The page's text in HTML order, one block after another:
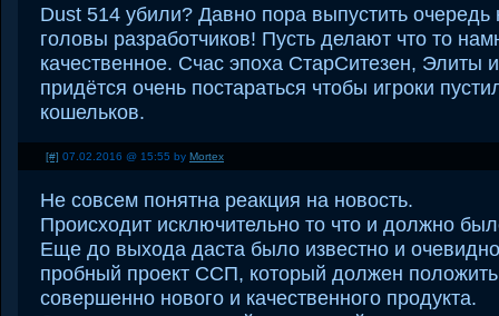
Dust 514 убили? Давно пора выпустить очередь
головы разработчиков! Пусть делают что то
качественное. Счас эпоха СтарСитезен, Элиты
придётся очень постараться чтобы игроки
кошельков.
[#] 07.02.2016 @ 15:55 by Mortex
Не совсем понятна реакция на новость.
Происходит исключительно то что и должно
Еще до выхода даста было известно и
пробный проект ССП, который должен
совершенно нового и качественного продукта.